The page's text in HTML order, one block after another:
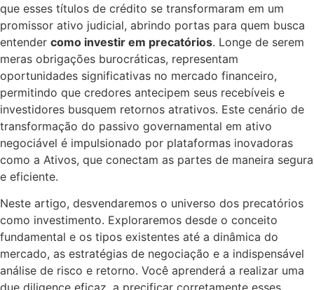
que esses títulos de crédito se transformaram em um
promissor ativo judicial, abrindo portas para quem busca
entender como investir em precatórios. Longe de serem
meras obrigações burocráticas, representam
oportunidades significativas no mercado financeiro,
permitindo que credores antecipem seus recebíveis e
investidores busquem retornos atrativos. Este cenário de
transformação do passivo governamental em ativo
negociável é impulsionado por plataformas inovadoras
como a Ativos, que conectam as partes de maneira segura
e eficiente.
Neste artigo, desvendaremos o universo dos precatórios
como investimento. Exploraremos desde o conceito
fundamental e os tipos existentes até a dinâmica do
mercado, as estratégias de negociação e a indispensável
análise de risco e retorno. Você aprenderá a realizar uma